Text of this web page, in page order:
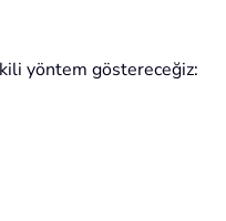
yöntem göstereceğiz: